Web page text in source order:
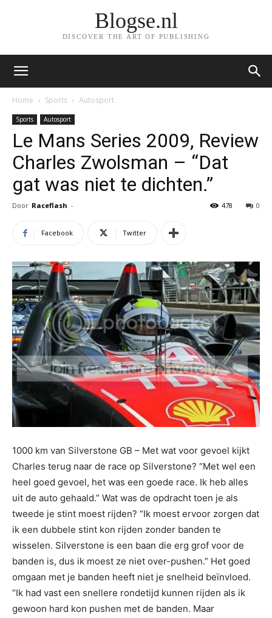
Blogse.nl
DISCOVER THE ART OF PUBLISHING
Home Sports Autosport
Sports Autosport
Le Mans Series 2009, Review
Charles Zwolsman – “Dat
gat was niet te dichten.”
Door Raceflash - 0
478
Facebook Twitter
1000 km van Silverstone GB – Met wat voor gevoel kijkt
Charles terug naar de race op Silverstone? “Met wel een
heel goed gevoel, het was een goede race. Ik heb alles
uit de auto gehaald.” Wat was de opdracht toen je als
tweede je stint moest rijden? “Ik moest ervoor zorgen dat
ik een dubbele stint kon rijden zonder banden te
wisselen. Silverstone is een baan die erg grof voor de
banden is, dus ik moest ze niet over-pushen.” Het goed
omgaan met je banden heeft niet je snelheid beïnvloed.
“Ik had vast een snellere rondetijd kunnen rijden als ik
gewoon hard kon pushen met de banden. Maar